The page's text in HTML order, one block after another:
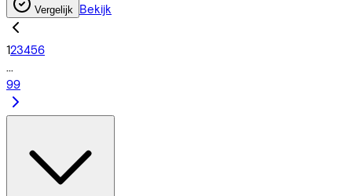
Vergelijk Bekijk
123456
...
99